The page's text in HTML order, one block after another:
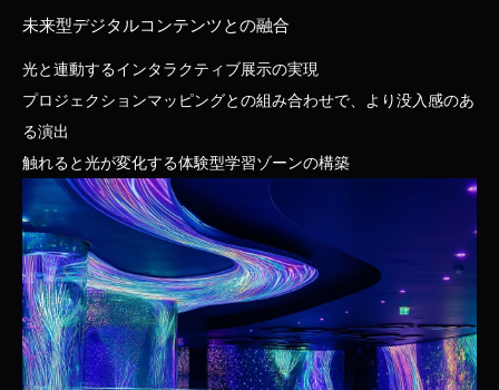
未来型デジタルコンテンツとの融合
光と連動するインタラクティブ展示の実現
プロジェクションマッピングとの組み合わせで、より没入感のあ
る演出
触れると光が変化する体験型学習ゾーンの構築